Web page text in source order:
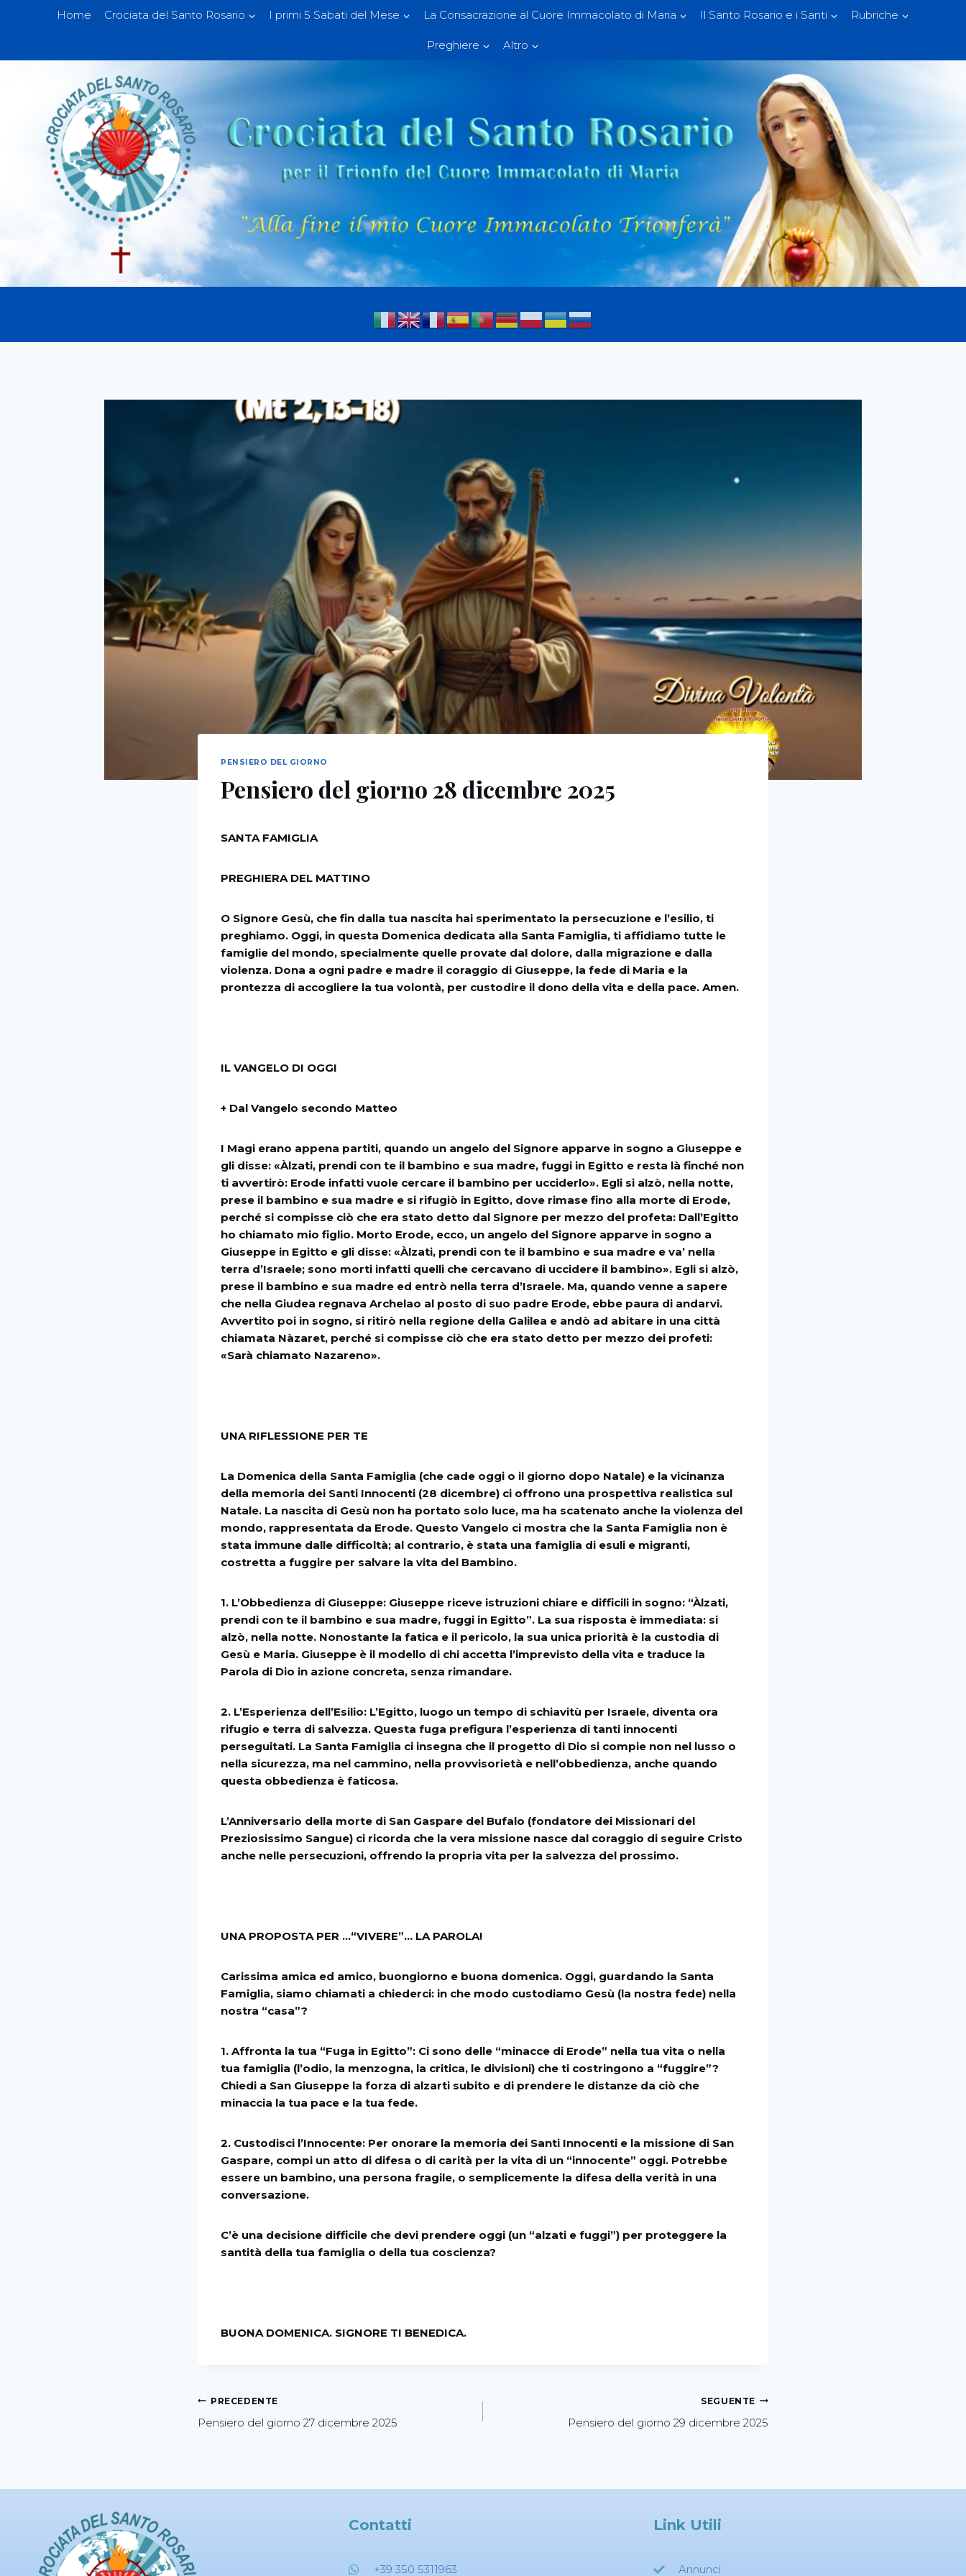
Home Crociata del Santo Rosario I primi 5 Sabati del Mese La Consacrazione al Cuore Immacolato di Maria Il Santo Rosario e i Santi Rubriche
Preghiere Altro
PENSIERO DEL GIORNO
Pensiero del giorno 28 dicembre 2025
SANTA FAMIGLIA
PREGHIERA DEL MATTINO
O Signore Gesù, che fin dalla tua nascita hai sperimentato la persecuzione e l’esilio, ti
preghiamo. Oggi, in questa Domenica dedicata alla Santa Famiglia, ti affidiamo tutte le
famiglie del mondo, specialmente quelle provate dal dolore, dalla migrazione e dalla
violenza. Dona a ogni padre e madre il coraggio di Giuseppe, la fede di Maria e la
prontezza di accogliere la tua volontà, per custodire il dono della vita e della pace. Amen.
IL VANGELO DI OGGI
+ Dal Vangelo secondo Matteo
I Magi erano appena partiti, quando un angelo del Signore apparve in sogno a Giuseppe e
gli disse: «Àlzati, prendi con te il bambino e sua madre, fuggi in Egitto e resta là finché non
ti avvertirò: Erode infatti vuole cercare il bambino per ucciderlo». Egli si alzò, nella notte,
prese il bambino e sua madre e si rifugiò in Egitto, dove rimase fino alla morte di Erode,
perché si compisse ciò che era stato detto dal Signore per mezzo del profeta: Dall’Egitto
ho chiamato mio figlio. Morto Erode, ecco, un angelo del Signore apparve in sogno a
Giuseppe in Egitto e gli disse: «Àlzati, prendi con te il bambino e sua madre e va’ nella
terra d’Israele; sono morti infatti quelli che cercavano di uccidere il bambino». Egli si alzò,
prese il bambino e sua madre ed entrò nella terra d’Israele. Ma, quando venne a sapere
che nella Giudea regnava Archelao al posto di suo padre Erode, ebbe paura di andarvi.
Avvertito poi in sogno, si ritirò nella regione della Galilea e andò ad abitare in una città
chiamata Nàzaret, perché si compisse ciò che era stato detto per mezzo dei profeti:
«Sarà chiamato Nazareno».
UNA RIFLESSIONE PER TE
La Domenica della Santa Famiglia (che cade oggi o il giorno dopo Natale) e la vicinanza
della memoria dei Santi Innocenti (28 dicembre) ci offrono una prospettiva realistica sul
Natale. La nascita di Gesù non ha portato solo luce, ma ha scatenato anche la violenza del
mondo, rappresentata da Erode. Questo Vangelo ci mostra che la Santa Famiglia non è
stata immune dalle difficoltà; al contrario, è stata una famiglia di esuli e migranti,
costretta a fuggire per salvare la vita del Bambino.
1. L’Obbedienza di Giuseppe: Giuseppe riceve istruzioni chiare e difficili in sogno: “Àlzati,
prendi con te il bambino e sua madre, fuggi in Egitto”. La sua risposta è immediata: si
alzò, nella notte. Nonostante la fatica e il pericolo, la sua unica priorità è la custodia di
Gesù e Maria. Giuseppe è il modello di chi accetta l’imprevisto della vita e traduce la
Parola di Dio in azione concreta, senza rimandare.
2. L’Esperienza dell’Esilio: L’Egitto, luogo un tempo di schiavitù per Israele, diventa ora
rifugio e terra di salvezza. Questa fuga prefigura l’esperienza di tanti innocenti
perseguitati. La Santa Famiglia ci insegna che il progetto di Dio si compie non nel lusso o
nella sicurezza, ma nel cammino, nella provvisorietà e nell’obbedienza, anche quando
questa obbedienza è faticosa.
L’Anniversario della morte di San Gaspare del Bufalo (fondatore dei Missionari del
Preziosissimo Sangue) ci ricorda che la vera missione nasce dal coraggio di seguire Cristo
anche nelle persecuzioni, offrendo la propria vita per la salvezza del prossimo.
UNA PROPOSTA PER …“VIVERE”… LA PAROLA!
Carissima amica ed amico, buongiorno e buona domenica. Oggi, guardando la Santa
Famiglia, siamo chiamati a chiederci: in che modo custodiamo Gesù (la nostra fede) nella
nostra “casa”?
1. Affronta la tua “Fuga in Egitto”: Ci sono delle “minacce di Erode” nella tua vita o nella
tua famiglia (l’odio, la menzogna, la critica, le divisioni) che ti costringono a “fuggire”?
Chiedi a San Giuseppe la forza di alzarti subito e di prendere le distanze da ciò che
minaccia la tua pace e la tua fede.
2. Custodisci l’Innocente: Per onorare la memoria dei Santi Innocenti e la missione di San
Gaspare, compi un atto di difesa o di carità per la vita di un “innocente” oggi. Potrebbe
essere un bambino, una persona fragile, o semplicemente la difesa della verità in una
conversazione.
C’è una decisione difficile che devi prendere oggi (un “alzati e fuggi”) per proteggere la
santità della tua famiglia o della tua coscienza?
BUONA DOMENICA. SIGNORE TI BENEDICA.
PRECEDENTE
Pensiero del giorno 27 dicembre 2025
SEGUENTE
Pensiero del giorno 29 dicembre 2025
Contatti
+39 350 5311963
Link Utili
Annunci